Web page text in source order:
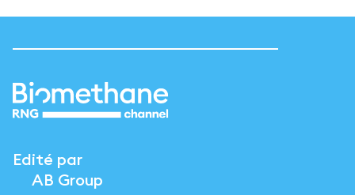
Edité par
AB Group